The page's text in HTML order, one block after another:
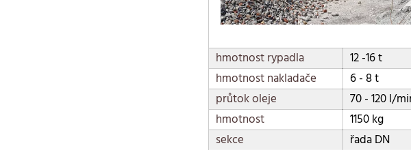
hmotnost rypadla
12 -16 t
hmotnost nakladače
6 - 8 t
průtok oleje
70 - 120 l/
hmotnost
1150 kg
sekce
řada DN